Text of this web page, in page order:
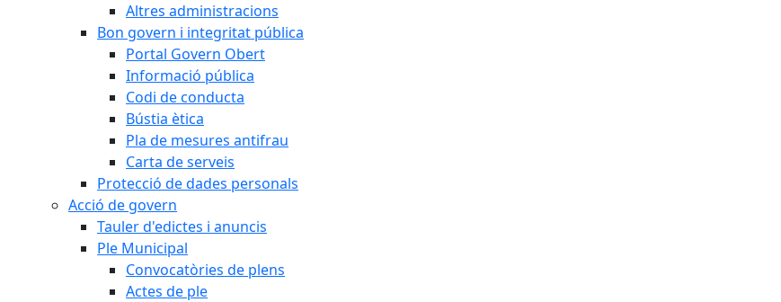
Altres administracions
Bon govern i integritat pública
Portal Govern Obert
Informació pública
Codi de conducta
Bústia ètica
Pla de mesures antifrau
Carta de serveis
Protecció de dades personals
Acció de govern
Tauler d'edictes i anuncis
Ple Municipal
Convocatòries de plens
Actes de ple